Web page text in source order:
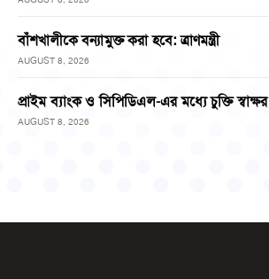
বাঁশখালীকে বন্যামুক্ত করা হবে: ত্রাণমন্ত্রী
AUGUST 8, 2026
প্রাইম ব্যাংক ও সিপিডিএল-এর মধ্যে চুক্তি স্বাক্ষর
AUGUST 8, 2026